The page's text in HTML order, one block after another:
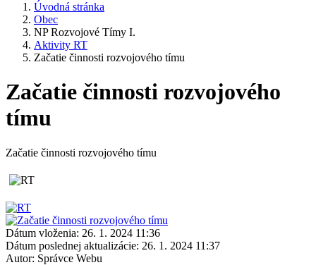
Úvodná stránka
Obec
NP Rozvojové Tímy I.
Aktivity RT
Začatie činnosti rozvojového tímu
Začatie činnosti rozvojového
tímu
Začatie činnosti rozvojového tímu
Dátum vloženia: 26. 1. 2024 11:36
Dátum poslednej aktualizácie: 26. 1. 2024 11:37
Autor: Správce Webu